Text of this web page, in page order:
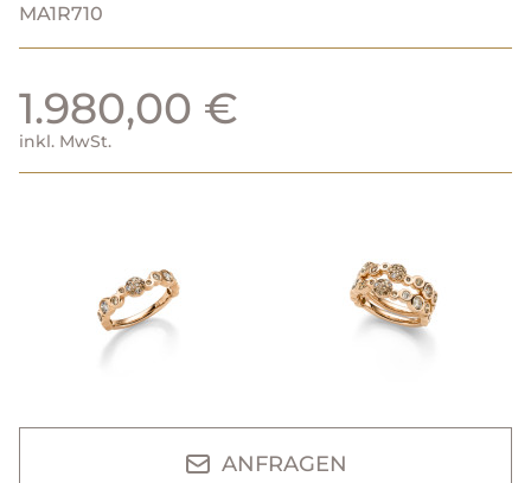
MA1R710
1.980,00 €
inkl. MwSt.
ANFRAGEN